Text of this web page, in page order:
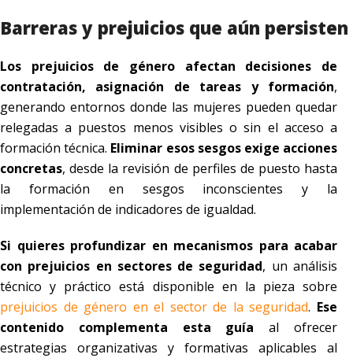
Barreras y prejuicios que aún persisten
Los prejuicios de género afectan decisiones de
contratación, asignación de tareas y formación,
generando entornos donde las mujeres pueden quedar
relegadas a puestos menos visibles o sin el acceso a
formación técnica. Eliminar esos sesgos exige acciones
concretas, desde la revisión de perfiles de puesto hasta
la formación en sesgos inconscientes y la
implementación de indicadores de igualdad.
Si quieres profundizar en mecanismos para acabar
con prejuicios en sectores de seguridad, un análisis
técnico y práctico está disponible en la pieza sobre
prejuicios de género en el sector de la seguridad. Ese
contenido complementa esta guía al ofrecer
estrategias organizativas y formativas aplicables al